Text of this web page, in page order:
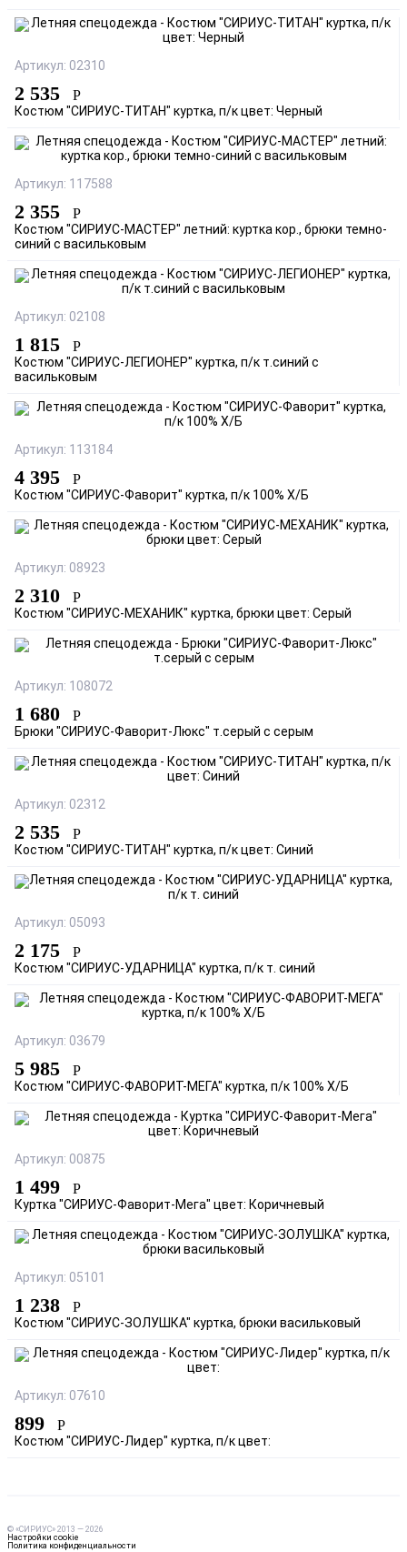
Артикул: 02310
2 535 Р
Костюм "СИРИУС-ТИТАН" куртка, п/к цвет: Черный
Артикул: 117588
2 355 Р
Костюм "СИРИУС-МАСТЕР" летний: куртка кор., брюки темно-
синий с васильковым
Артикул: 02108
1 815 Р
Костюм "СИРИУС-ЛЕГИОНЕР" куртка, п/к т.синий с
васильковым
Артикул: 113184
4 395 Р
Костюм "СИРИУС-Фаворит" куртка, п/к 100% Х/Б
Артикул: 08923
2 310 Р
Костюм "СИРИУС-МЕХАНИК" куртка, брюки цвет: Серый
Артикул: 108072
1 680 Р
Брюки "СИРИУС-Фаворит-Люкс" т.серый с серым
Артикул: 02312
2 535 Р
Костюм "СИРИУС-ТИТАН" куртка, п/к цвет: Синий
Артикул: 05093
2 175 Р
Костюм "СИРИУС-УДАРНИЦА" куртка, п/к т. синий
Артикул: 03679
5 985 Р
Костюм "СИРИУС-ФАВОРИТ-МЕГА" куртка, п/к 100% Х/Б
Артикул: 00875
1 499 Р
Куртка "СИРИУС-Фаворит-Мега" цвет: Коричневый
Артикул: 05101
1 238 Р
Костюм "СИРИУС-ЗОЛУШКА" куртка, брюки васильковый
Артикул: 07610
899 Р
Костюм "СИРИУС-Лидер" куртка, п/к цвет:
© «СИРИУС» 2013 — 2026
Настройки cookie
Политика конфиденциальности